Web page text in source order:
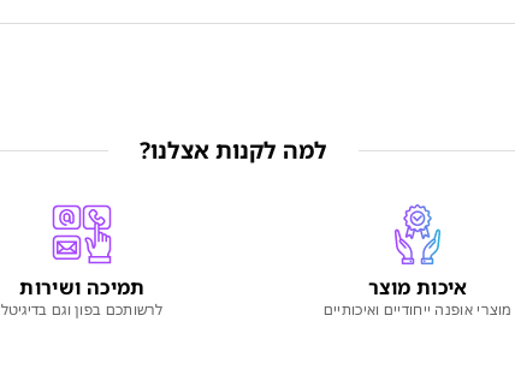
למה לקנות אצלנו?
איכות מוצר
מוצרי אופנה ייחודיים ואיכותיים
תמיכה ושירות
לרשותכם בפון וגם בדיגיטל